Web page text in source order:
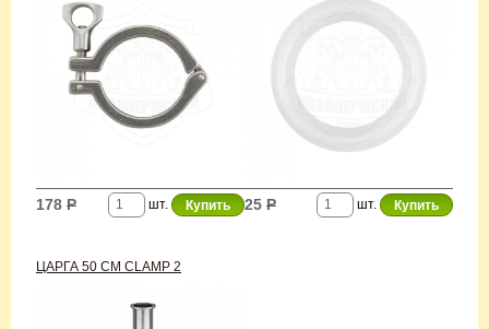
шт.
178 Р шт.
25 Р
ЦАРГА 50 СМ CLAMP 2